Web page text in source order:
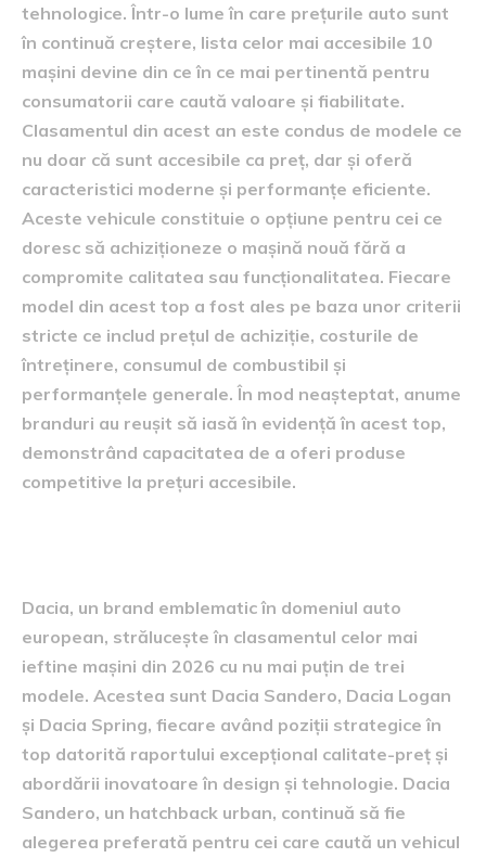
tehnologice. Într-o lume în care prețurile auto sunt
în continuă creștere, lista celor mai accesibile 10
mașini devine din ce în ce mai pertinentă pentru
consumatorii care caută valoare și fiabilitate.
Clasamentul din acest an este condus de modele ce
nu doar că sunt accesibile ca preț, dar și oferă
caracteristici moderne și performanțe eficiente.
Aceste vehicule constituie o opțiune pentru cei ce
doresc să achiziționeze o mașină nouă fără a
compromite calitatea sau funcționalitatea. Fiecare
model din acest top a fost ales pe baza unor criterii
stricte ce includ prețul de achiziție, costurile de
întreținere, consumul de combustibil și
performanțele generale. În mod neașteptat, anume
branduri au reușit să iasă în evidență în acest top,
demonstrând capacitatea de a oferi produse
competitive la prețuri accesibile.
Dacia, un brand emblematic în domeniul auto
european, strălucește în clasamentul celor mai
ieftine mașini din 2026 cu nu mai puțin de trei
modele. Acestea sunt Dacia Sandero, Dacia Logan
și Dacia Spring, fiecare având poziții strategice în
top datorită raportului excepțional calitate-preț și
abordării inovatoare în design și tehnologie. Dacia
Sandero, un hatchback urban, continuă să fie
alegerea preferată pentru cei care caută un vehicul